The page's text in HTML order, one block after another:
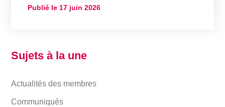
Publié le17 juin 2026
Sujets à la une
Actualités des membres
Communiqués